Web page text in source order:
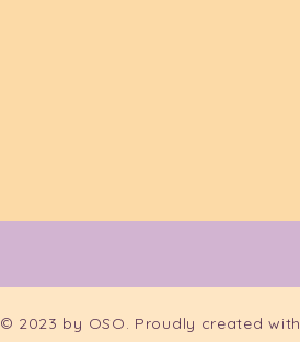
© 2023 by OSO. Proudly created